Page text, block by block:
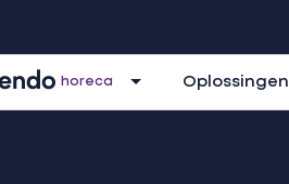
horeca Oplossingen